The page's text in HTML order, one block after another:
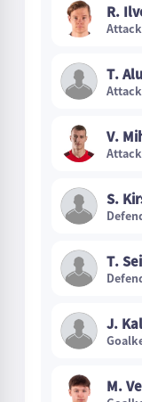
R.
T.
V.
S.
T.
J.
M.